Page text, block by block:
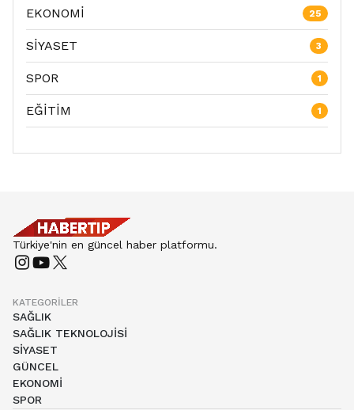
EKONOMİ 25
SİYASET 3
SPOR 1
EĞİTİM 1
Türkiye'nin en güncel haber platformu.
KATEGORILER
SAĞLIK
SAĞLIK TEKNOLOJİSİ
SİYASET
GÜNCEL
EKONOMİ
SPOR